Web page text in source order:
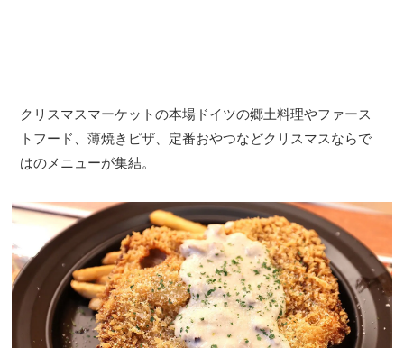
クリスマスマーケットの本場ドイツの郷土料理やファース
トフード、薄焼きピザ、定番おやつなどクリスマスならで
はのメニューが集結。